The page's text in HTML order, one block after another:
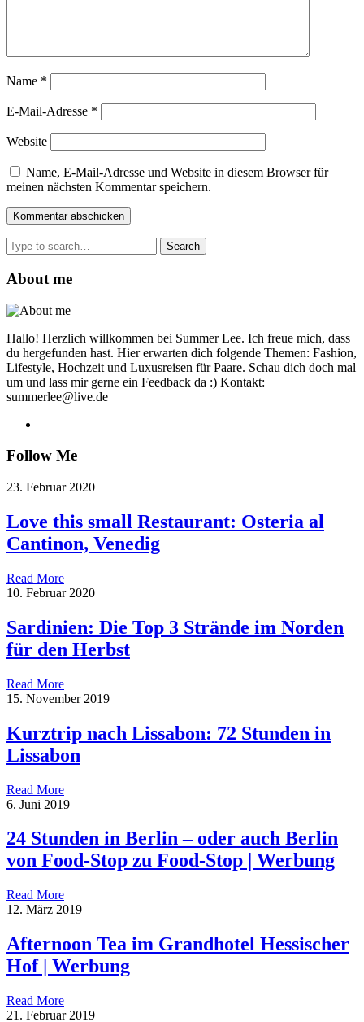
Name *
E-Mail-Adresse *
Website
Name, E-Mail-Adresse und Website in diesem Browser für
meinen nächsten Kommentar speichern.
Search
for:
About me
Hallo! Herzlich willkommen bei Summer Lee. Ich freue mich, dass
du hergefunden hast. Hier erwarten dich folgende Themen: Fashion,
Lifestyle, Hochzeit und Luxusreisen für Paare. Schau dich doch mal
um und lass mir gerne ein Feedback da :) Kontakt:
summerlee@live.de
Follow Me
23. Februar 2020
Love this small Restaurant: Osteria al
Cantinon, Venedig
Read More
10. Februar 2020
Sardinien: Die Top 3 Strände im Norden
für den Herbst
Read More
15. November 2019
Kurztrip nach Lissabon: 72 Stunden in
Lissabon
Read More
6. Juni 2019
24 Stunden in Berlin – oder auch Berlin
von Food-Stop zu Food-Stop | Werbung
Read More
12. März 2019
Afternoon Tea im Grandhotel Hessischer
Hof | Werbung
Read More
21. Februar 2019